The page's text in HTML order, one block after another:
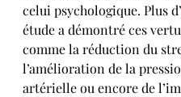
celui psychologique. Plus
étude a démontré ces
comme la réduction du
l’amélioration de la
artérielle ou encore de